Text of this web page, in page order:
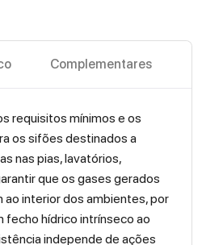
Complementares
requisitos mínimos e os
os sifões destinados a
nas pias, lavatórios,
que os gases gerados
interior dos ambientes, por
fecho hídrico intrínseco ao
independe de ações